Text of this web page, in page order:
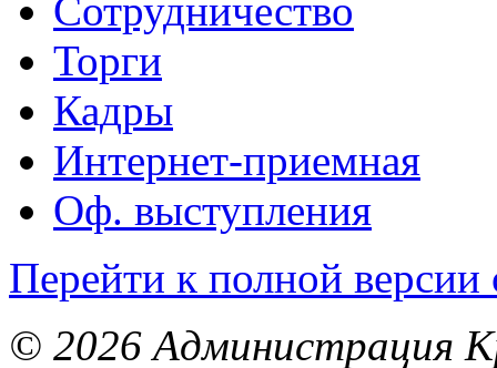
Сотрудничество
Торги
Кадры
Интернет-приемная
Оф. выступления
Перейти к полной версии
© 2026 Администрация